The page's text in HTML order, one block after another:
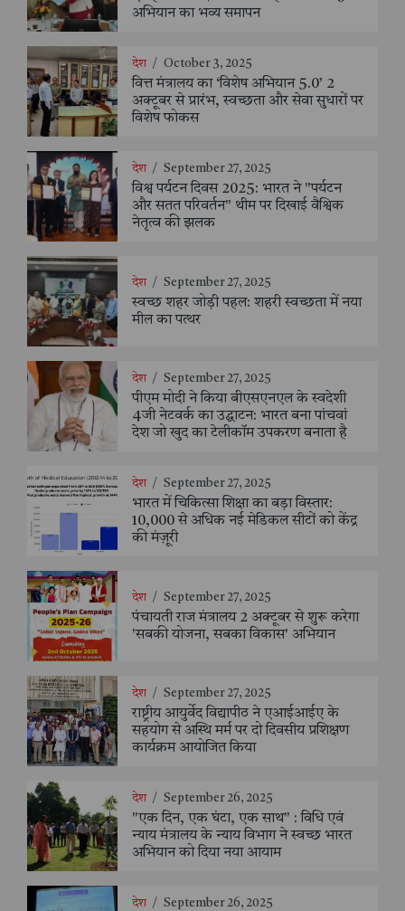
अभियान का भव्य समापन
देश / October 3, 2025
वित्त मंत्रालय का ‘विशेष अभियान 5.0’ 2
अक्टूबर से प्रारंभ, स्वच्छता और सेवा सुधारों पर
विशेष फोकस
देश / September 27, 2025
विश्व पर्यटन दिवस 2025: भारत ने "पर्यटन
और सतत परिवर्तन" थीम पर दिखाई वैश्विक
नेतृत्व की झलक
देश / September 27, 2025
स्वच्छ शहर जोड़ी पहल: शहरी स्वच्छता में नया
मील का पत्थर
देश / September 27, 2025
पीएम मोदी ने किया बीएसएनएल के स्वदेशी
4जी नेटवर्क का उद्घाटन: भारत बना पांचवां
देश जो खुद का टेलीकॉम उपकरण बनाता है
देश / September 27, 2025
भारत में चिकित्सा शिक्षा का बड़ा विस्तार:
10,000 से अधिक नई मेडिकल सीटों को केंद्र
की मंज़ूरी
देश / September 27, 2025
पंचायती राज मंत्रालय 2 अक्टूबर से शुरू करेगा
'सबकी योजना, सबका विकास' अभियान
देश / September 27, 2025
राष्ट्रीय आयुर्वेद विद्यापीठ ने एआईआईए के
सहयोग से अस्थि मर्म पर दो दिवसीय प्रशिक्षण
कार्यक्रम आयोजित किया
देश / September 26, 2025
"एक दिन, एक घंटा, एक साथ" : विधि एवं
न्याय मंत्रालय के न्याय विभाग ने स्वच्छ भारत
अभियान को दिया नया आयाम
देश / September 26, 2025